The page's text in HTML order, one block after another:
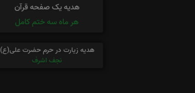
هدیه یک صفحه قرآن
هر ماه سه ختم کامل
هدیه زیارت در حرم حضرت علی(ع)
نجف اشرف